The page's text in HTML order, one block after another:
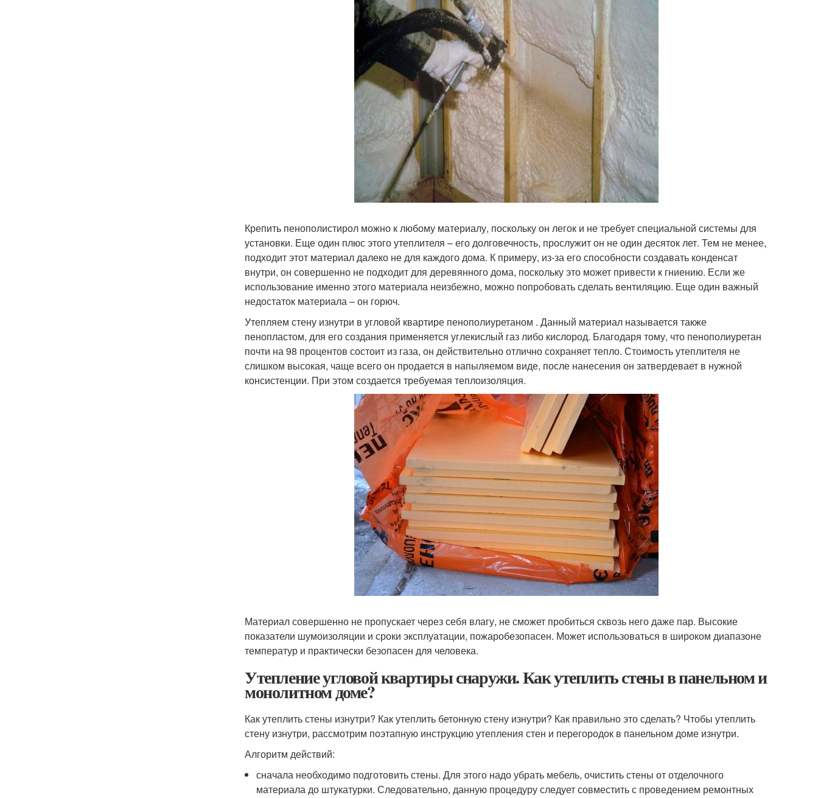
Крепить пенополистирол можно к любому материалу, поскольку он легок и не требует специальной системы для
установки. Еще один плюс этого утеплителя – его долговечность, прослужит он не один десяток лет. Тем не менее,
подходит этот материал далеко не для каждого дома. К примеру, из-за его способности создавать конденсат
внутри, он совершенно не подходит для деревянного дома, поскольку это может привести к гниению. Если же
использование именно этого материала неизбежно, можно попробовать сделать вентиляцию. Еще один важный
недостаток материала – он горюч.
Утепляем стену изнутри в угловой квартире пенополиуретаном . Данный материал называется также
пенопластом, для его создания применяется углекислый газ либо кислород. Благодаря тому, что пенополиуретан
почти на 98 процентов состоит из газа, он действительно отлично сохраняет тепло. Стоимость утеплителя не
слишком высокая, чаще всего он продается в напыляемом виде, после нанесения он затвердевает в нужной
консистенции. При этом создается требуемая теплоизоляция.
Материал совершенно не пропускает через себя влагу, не сможет пробиться сквозь него даже пар. Высокие
показатели шумоизоляции и сроки эксплуатации, пожаробезопасен. Может использоваться в широком диапазоне
температур и практически безопасен для человека.
Утепление угловой квартиры снаружи. Как утеплить стены в панельном и
монолитном доме?
Как утеплить стены изнутри? Как утеплить бетонную стену изнутри? Как правильно это сделать? Чтобы утеплить
стену изнутри, рассмотрим поэтапную инструкцию утепления стен и перегородок в панельном доме изнутри.
Алгоритм действий:
сначала необходимо подготовить стены. Для этого надо убрать мебель, очистить стены от отделочного
материала до штукатурки. Следовательно, данную процедуру следует совместить с проведением ремонтных